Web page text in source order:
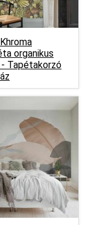
organikus
Tapétakorzó